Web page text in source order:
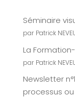
Séminaire
par Patrick
La
par Patrick
Newsletter
processus